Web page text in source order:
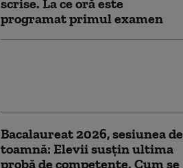
programat primul examen
Bacalaureat 2026, sesiunea de
toamnă: Elevii susțin ultima
probă de competențe. Cum se